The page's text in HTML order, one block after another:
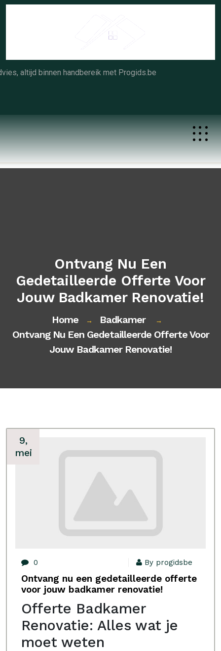
Skip
altijd binnen handbereik met Progids.be
Ontvang Nu Een
Gedetailleerde Offerte Voor
Jouw Badkamer Renovatie!
Home → Badkamer →
Ontvang Nu Een Gedetailleerde Offerte Voor
Jouw Badkamer Renovatie!
9,
mei
0 By progidsbe
Ontvang nu een gedetailleerde offerte
voor jouw badkamer renovatie!
Offerte Badkamer
Renovatie: Alles wat je
moet weten